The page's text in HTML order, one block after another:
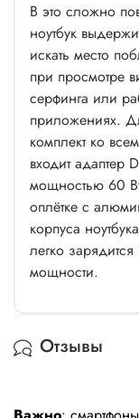
В это сложно
ноутбук
искать место
при просмотре
серфинга или
приложениях.
комплект ко
входит адаптер
мощностью 60
оплётке с
корпуса
легко
мощности.
Отзывы